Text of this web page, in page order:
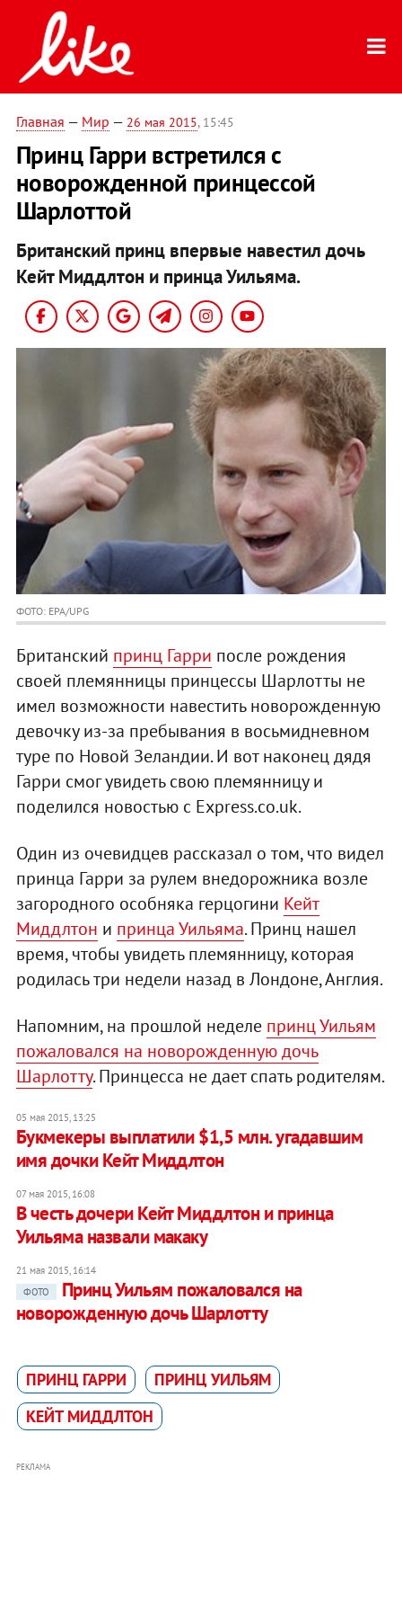
Главная — Мир — 26 мая 2015, 15:45
Принц Гарри встретился с
новорожденной принцессой
Шарлоттой
Британский принц впервые навестил дочь
Кейт Миддлтон и принца Уильяма.
ФОТО: EPA/UPG
Британский принц Гарри после рождения
своей племянницы принцессы Шарлотты не
имел возможности навестить новорожденную
девочку из-за пребывания в восьмидневном
туре по Новой Зеландии. И вот наконец дядя
Гарри смог увидеть свою племянницу и
поделился новостью с Express.co.uk.
Один из очевидцев рассказал о том, что видел
принца Гарри за рулем внедорожника возле
загородного особняка герцогини Кейт
Миддлтон и принца Уильяма. Принц нашел
время, чтобы увидеть племянницу, которая
родилась три недели назад в Лондоне, Англия.
Напомним, на прошлой неделе принц Уильям
пожаловался на новорожденную дочь
Шарлотту. Принцесса не дает спать родителям.
05 мая 2015, 13:25
Букмекеры выплатили $1,5 млн. угадавшим
имя дочки Кейт Миддлтон
07 мая 2015, 16:08
В честь дочери Кейт Миддлтон и принца
Уильяма назвали макаку
21 мая 2015, 16:14
ФОТО
Принц Уильям пожаловался на
новорожденную дочь Шарлотту
ПРИНЦ ГАРРИ
ПРИНЦ УИЛЬЯМ
КЕЙТ МИДДЛТОН
РЕКЛАМА